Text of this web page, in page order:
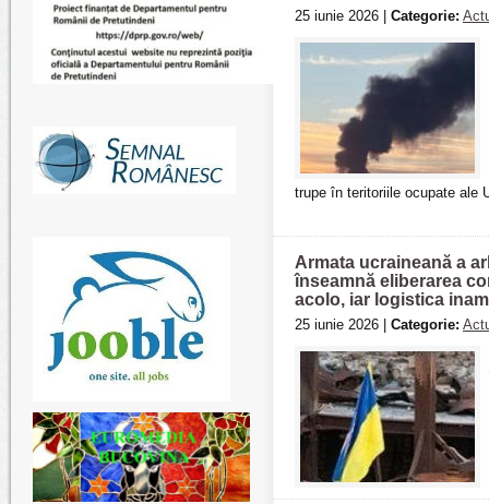
25 iunie 2026 | Categorie:
trupe în teritoriile ocupate ale
Armata ucraineană a
înseamnă eliberarea
acolo, iar logistica
25 iunie 2026 | Categorie: